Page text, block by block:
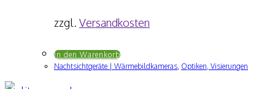
zzgl. Versandkosten
In den Warenkorb
Nachtsichtgeräte | Wärmebildkameras, Optiken, Visierungen